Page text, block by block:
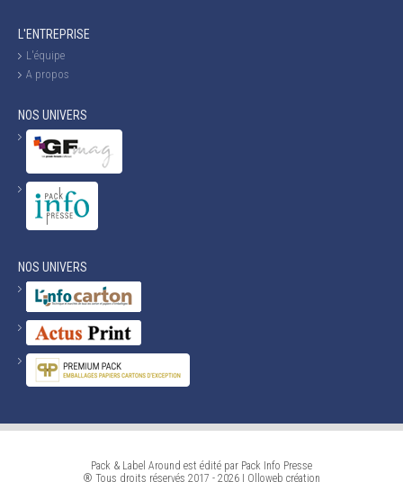
L'ENTREPRISE
L'équipe
A propos
NOS UNIVERS
NOS UNIVERS
Pack & Label Around est édité par Pack Info Presse
® Tous droits réservés 2017 - 2026 |
Olloweb création